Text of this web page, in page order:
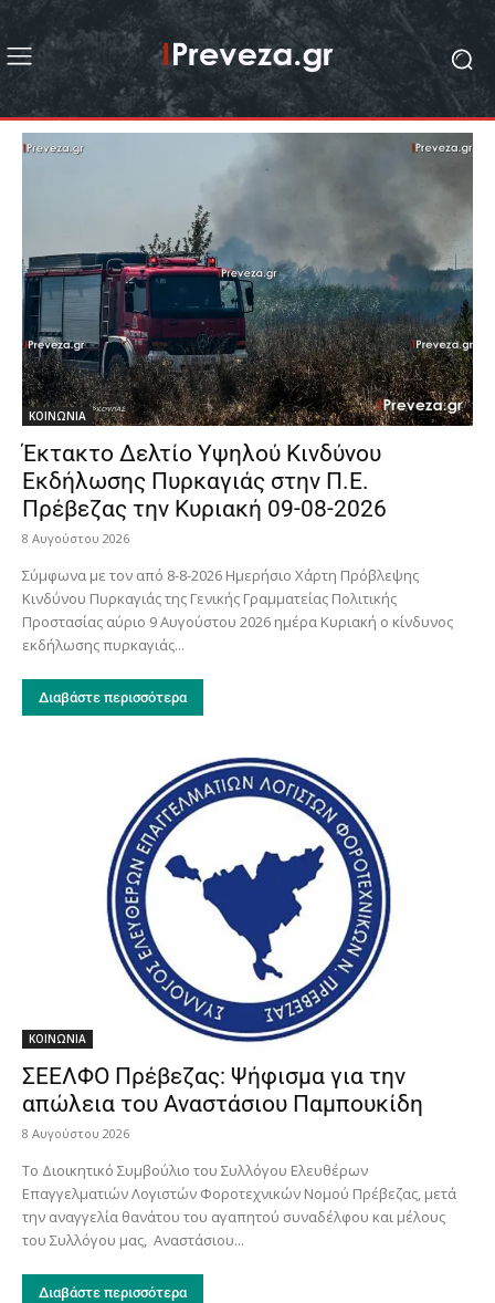
ΚΟΙΝΩΝΙΑ
Έκτακτο Δελτίο Υψηλού Κινδύνου
Εκδήλωσης Πυρκαγιάς στην Π.Ε.
Πρέβεζας την Κυριακή 09-08-2026
8 Αυγούστου 2026
Σύμφωνα με τον από 8-8-2026 Ημερήσιο Χάρτη Πρόβλεψης
Κινδύνου Πυρκαγιάς της Γενικής Γραμματείας Πολιτικής
Προστασίας αύριο 9 Αυγούστου 2026 ημέρα Κυριακή ο κίνδυνος
εκδήλωσης πυρκαγιάς...
Διαβάστε περισσότερα
ΚΟΙΝΩΝΙΑ
ΣΕΕΛΦΟ Πρέβεζας: Ψήφισμα για την
απώλεια του Αναστάσιου Παμπουκίδη
8 Αυγούστου 2026
Το Διοικητικό Συμβούλιο του Συλλόγου Ελευθέρων
Επαγγελματιών Λογιστών Φοροτεχνικών Νομού Πρέβεζας, μετά
την αναγγελία θανάτου του αγαπητού συναδέλφου και μέλους
του Συλλόγου μας, Αναστάσιου...
Διαβάστε περισσότερα